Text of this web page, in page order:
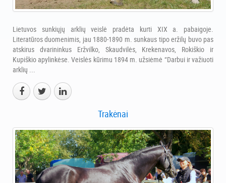
Lietuvos sunkiųjų arklių veislė pradėta kurti XIX a. pabaigoje.
Literatūros duomenimis, jau 1880-1890 m. sunkaus tipo eržilų buvo pas
atskirus dvarininkus Eržvilko, Skaudvilės, Krekenavos, Rokiškio ir
Kupiškio apylinkėse. Veislės kūrimu 1894 m. užsiėmė “Darbui ir važiuoti
arklių ...
Trakėnai